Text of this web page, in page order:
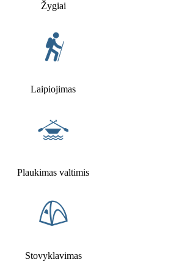
Žygiai
Laipiojimas
Plaukimas valtimis
Stovyklavimas